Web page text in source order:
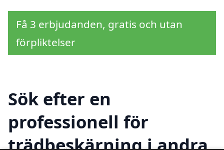
Få 3 erbjudanden, gratis och utan
förpliktelser
Sök efter en
professionell för
trädbeskärning i andra